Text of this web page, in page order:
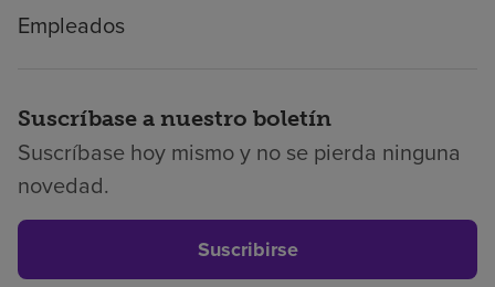
Empleados
Suscríbase a nuestro boletín
Suscríbase hoy mismo y no se pierda ninguna
novedad.
Suscribirse